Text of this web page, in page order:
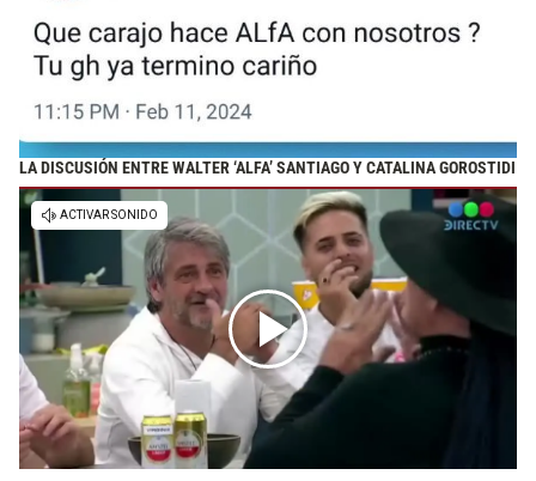
LA DISCUSIÓN ENTRE WALTER ‘ALFA’ SANTIAGO Y CATALINA GOROSTIDI